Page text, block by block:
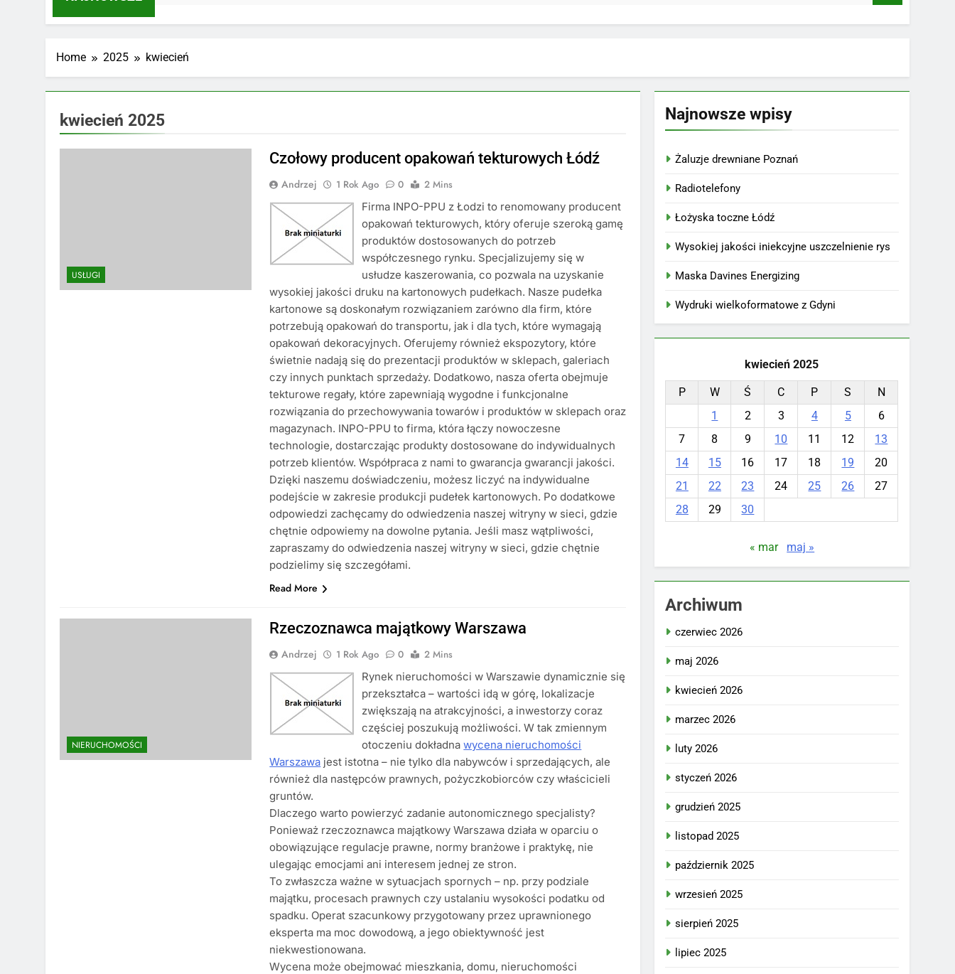
Home 2025 kwiecień
kwiecień 2025
USŁUGI
Czołowy producent opakowań tekturowych Łódź
Andrzej 1 Rok Ago 0
2 Mins
Firma INPO-PPU z Łodzi to renomowany producent
opakowań tekturowych, który oferuje szeroką gamę
produktów dostosowanych do potrzeb
współczesnego rynku. Specjalizujemy się w
usłudze kaszerowania, co pozwala na uzyskanie
wysokiej jakości druku na kartonowych pudełkach. Nasze pudełka
kartonowe są doskonałym rozwiązaniem zarówno dla firm, które
potrzebują opakowań do transportu, jak i dla tych, które wymagają
opakowań dekoracyjnych. Oferujemy również ekspozytory, które
świetnie nadają się do prezentacji produktów w sklepach, galeriach
czy innych punktach sprzedaży. Dodatkowo, nasza oferta obejmuje
tekturowe regały, które zapewniają wygodne i funkcjonalne
rozwiązania do przechowywania towarów i produktów w sklepach oraz
magazynach. INPO-PPU to firma, która łączy nowoczesne
technologie, dostarczając produkty dostosowane do indywidualnych
potrzeb klientów. Współpraca z nami to gwarancja gwarancji jakości.
Dzięki naszemu doświadczeniu, możesz liczyć na indywidualne
podejście w zakresie produkcji pudełek kartonowych. Po dodatkowe
odpowiedzi zachęcamy do odwiedzenia naszej witryny w sieci, gdzie
chętnie odpowiemy na dowolne pytania. Jeśli masz wątpliwości,
zapraszamy do odwiedzenia naszej witryny w sieci, gdzie chętnie
podzielimy się szczegółami.
Read More
NIERUCHOMOŚCI
Rzeczoznawca majątkowy Warszawa
Andrzej 1 Rok Ago 0
2 Mins
Rynek nieruchomości w Warszawie dynamicznie się
przekształca – wartości idą w górę, lokalizacje
zwiększają na atrakcyjności, a inwestorzy coraz
częściej poszukują możliwości. W tak zmiennym
otoczeniu dokładnawycena nieruchomości
Warszawa jest istotna – nie tylko dla nabywców i sprzedających, ale
również dla następców prawnych, pożyczkobiorców czy właścicieli
gruntów.
Dlaczego warto powierzyć zadanie autonomicznego specjalisty?
Ponieważ rzeczoznawca majątkowy Warszawa działa w oparciu o
obowiązujące regulacje prawne, normy branżowe i praktykę, nie
ulegając emocjami ani interesem jednej ze stron.
To zwłaszcza ważne w sytuacjach spornych – np. przy podziale
majątku, procesach prawnych czy ustalaniu wysokości podatku od
spadku. Operat szacunkowy przygotowany przez uprawnionego
eksperta ma moc dowodową, a jego obiektywność jest
niekwestionowana.
Wycena może obejmować mieszkania, domu, nieruchomości
Najnowsze wpisy
Żaluzje drewniane Poznań
Radiotelefony
Łożyska toczne Łódź
Wysokiej jakości iniekcyjne uszczelnienie rys
Maska Davines Energizing
Wydruki wielkoformatowe z Gdyni
kwiecień 2025
P W Ś C P S
N
1
2 3 4 5
6
7
8 9 10 11 12
13
14
15 16 17 18 19
20
21
22 23 24 25 26
27
28
29 30
« mar maj »
Archiwum
czerwiec 2026
maj 2026
kwiecień 2026
marzec 2026
luty 2026
styczeń 2026
grudzień 2025
listopad 2025
październik 2025
wrzesień 2025
sierpień 2025
lipiec 2025